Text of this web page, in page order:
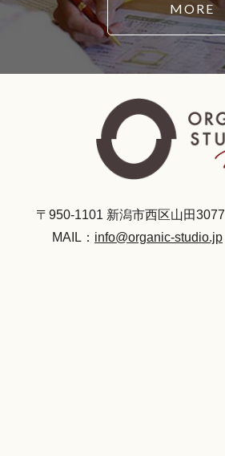
MORE
〒950-1101 新潟市西区山田3077
MAIL： info@organic-studio.jp